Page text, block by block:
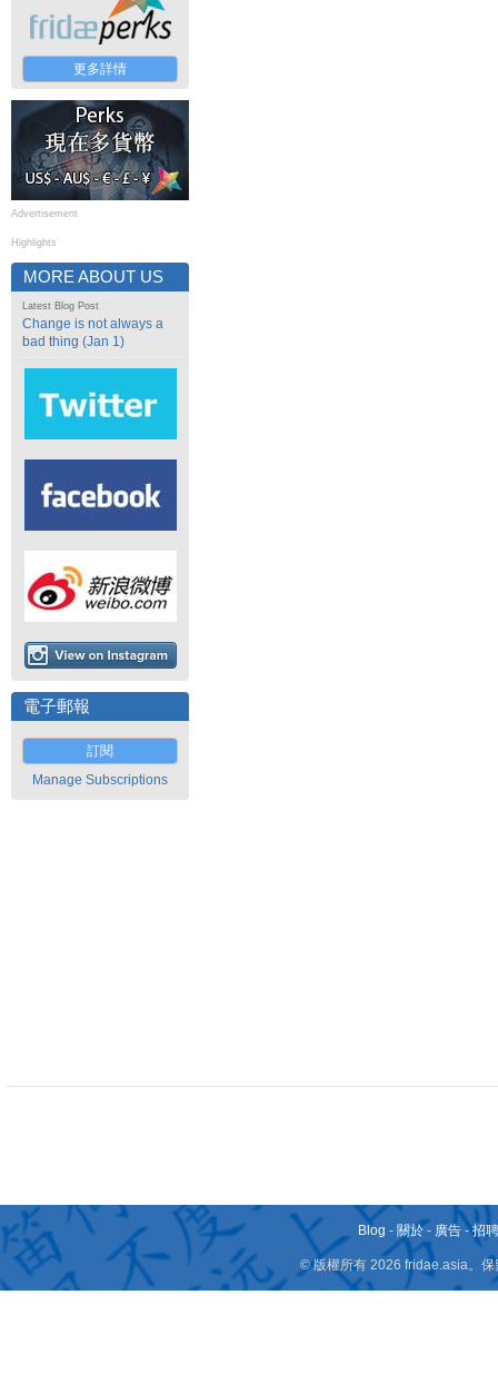
更多詳情
Advertisement
Highlights
MORE ABOUT US
Latest Blog Post
Change is not always a
bad thing (Jan 1)
電子郵報
訂閱
Manage Subscriptions
Blog - 關於 - 廣告 -招
© 版權所有 2026 fridae.asia。